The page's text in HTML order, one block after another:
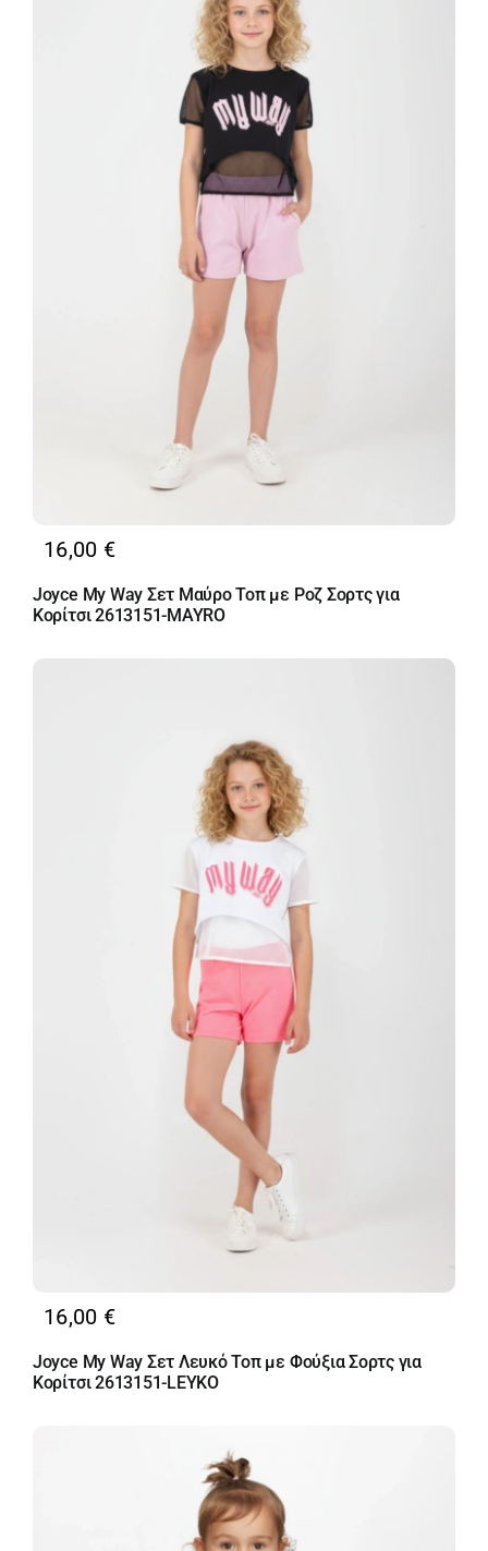
16,00 €
Joyce My Way Σετ Μαύρο Τοπ με Ροζ Σορτς για
Κορίτσι 2613151-MAYRO
16,00 €
Joyce My Way Σετ Λευκό Τοπ με Φούξια Σορτς για
Κορίτσι 2613151-LEYKO